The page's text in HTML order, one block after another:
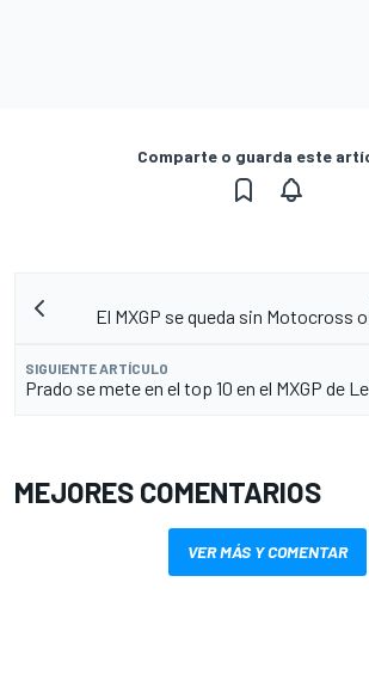
Comparte o guarda este
El MXGP se queda sin Motocross
SIGUIENTE ARTÍCULO
Prado se mete en el top 10 en el MXGP de
MEJORES COMENTARIOS
VER MÁS Y COMENTAR